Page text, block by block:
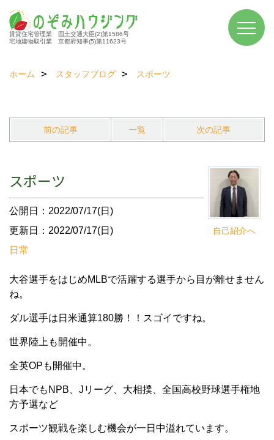
賃貸住宅管理業 国土交通大臣(2)第1586号
宅地建物取引業 京都府知事(5)第11623号
ホーム スタッフブログ スポーツ
前の記事 一覧 次の記事
自己紹介へ
スポーツ
公開日：2022/07/17(日)
更新日：2022/07/17(日)
日常
大谷選手をはじめMLBで活躍する選手から目が離せません
ね。
ダル選手は日米通算180勝！！スゴイですね。
世界陸上も開催中。
全英OPも開催中。
日本でもNPB、Jリーグ、大相撲、全国高校野球選手権地
方予選など
スポーツ観戦を楽しむ機会が一日中溢れています。